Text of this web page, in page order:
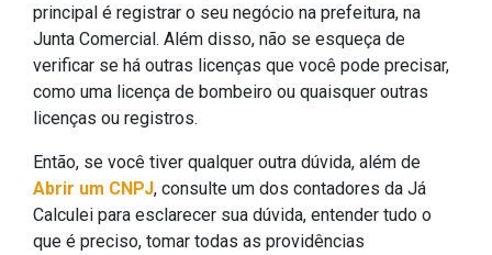
principal é registrar o seu negócio na prefeitura, na
Junta Comercial. Além disso, não se esqueça de
verificar se há outras licenças que você pode precisar,
como uma licença de bombeiro ou quaisquer outras
licenças ou registros.
Então, se você tiver qualquer outra dúvida, além de
Abrir um CNPJ, consulte um dos contadores da Já
Calculei para esclarecer sua dúvida, entender tudo o
que é preciso, tomar todas as providências